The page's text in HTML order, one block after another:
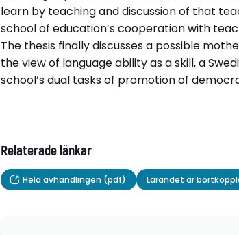
learn by teaching and discussion of that
school of education’s cooperation with
The thesis finally discusses a possible
the view of language ability as a skill, a
school’s dual tasks of promotion of
Relaterade länkar
Hela avhandlingen (pdf) Lärandet är